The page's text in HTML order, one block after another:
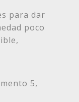
para dar
poco
5,